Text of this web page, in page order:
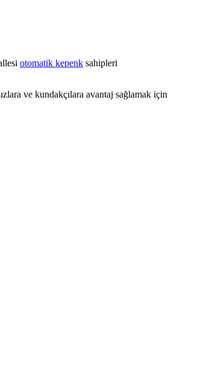
otomatik kepenk sahipleri
ve kundakçılara avantaj sağlamak için